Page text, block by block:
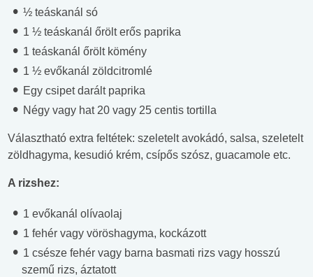
½ teáskanál só
1 ½ teáskanál őrölt erős paprika
1 teáskanál őrölt kömény
1 ½ evőkanál zöldcitromlé
Egy csipet darált paprika
Négy vagy hat 20 vagy 25 centis tortilla
Választható extra feltétek: szeletelt avokádó, salsa, szeletelt
zöldhagyma, kesudió krém, csípős szósz, guacamole etc.
A rizshez:
1 evőkanál olívaolaj
1 fehér vagy vöröshagyma, kockázott
1 csésze fehér vagy barna basmati rizs vagy hosszú
szemű rizs, áztatott